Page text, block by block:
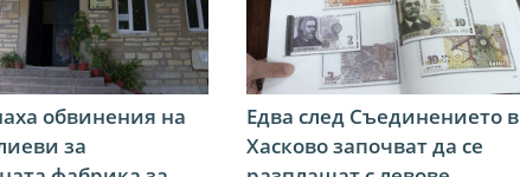
обвинения на
за
Едва след Съединението в
Хасково започват да се